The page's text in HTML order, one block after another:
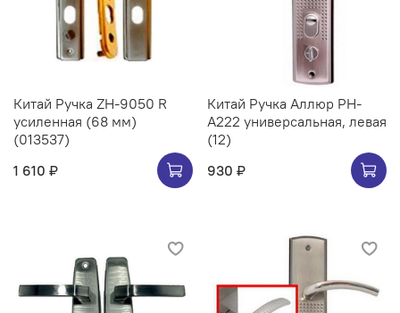
Китай Ручка ZH-9050 R
усиленная (68 мм)
(013537)
1 610 ₽
Китай Ручка Аллюр РН-
А222 универсальная, левая
(12)
930 ₽